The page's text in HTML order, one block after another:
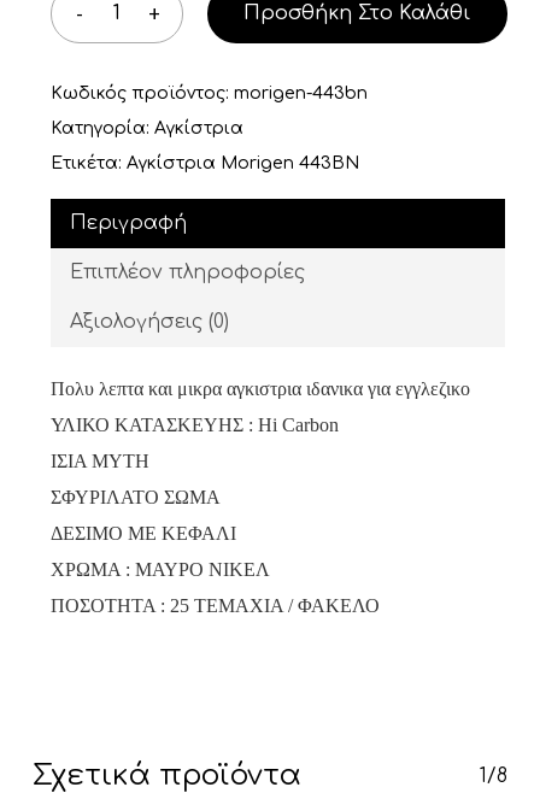
Προσθήκη Στο Καλάθι
Κωδικός προϊόντος: morigen-443bn
Κατηγορία: Αγκίστρια
Ετικέτα: Αγκίστρια Morigen 443BN
Περιγραφή
Επιπλέον πληροφορίες
Αξιολογήσεις (0)
Πολυ λεπτα και μικρα αγκιστρια ιδανικα για εγγλεζικο
ΥΛΙΚΟ ΚΑΤΑΣΚΕΥΗΣ : Hi Carbon
ΙΣΙΑ ΜΥΤΗ
ΣΦΥΡΙΛΑΤΟ ΣΩΜΑ
ΔΕΣΙΜΟ ΜΕ ΚΕΦΑΛΙ
ΧΡΩΜΑ : ΜΑΥΡΟ ΝΙΚΕΛ
ΠΟΣΟΤΗΤΑ : 25 ΤΕΜΑΧΙΑ / ΦΑΚΕΛΟ
Σχετικά προϊόντα 1/8